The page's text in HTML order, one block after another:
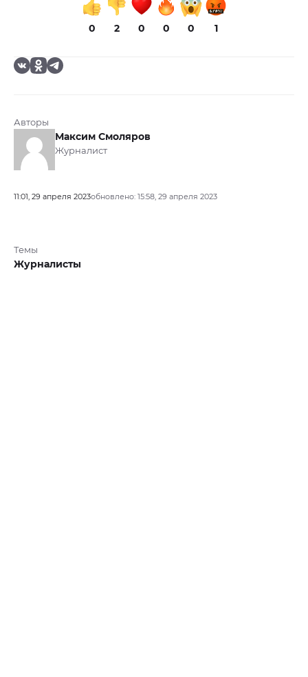
0 2 0 0 0 1
Авторы
Максим Смоляров
Журналист
11:01, 29 апреля 2023обновлено: 15:58, 29 апреля 2023
Темы
Журналисты